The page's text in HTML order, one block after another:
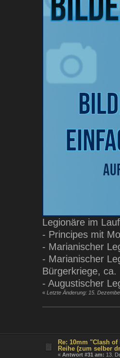
Legionäre im
- Principes mit
- Marianischer
- Marianischer
Bürgerkriege, ca.
- Augustischer
« Letzte Änderung: 15.
Re: 10mm "Clash
Reihe (zum selber
«Antwort #31 am: 13.